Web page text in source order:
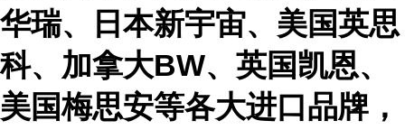
华瑞、日本新宇宙、美国英思
科、加拿大BW、英国凯恩、
美国梅思安等各大进口品牌，